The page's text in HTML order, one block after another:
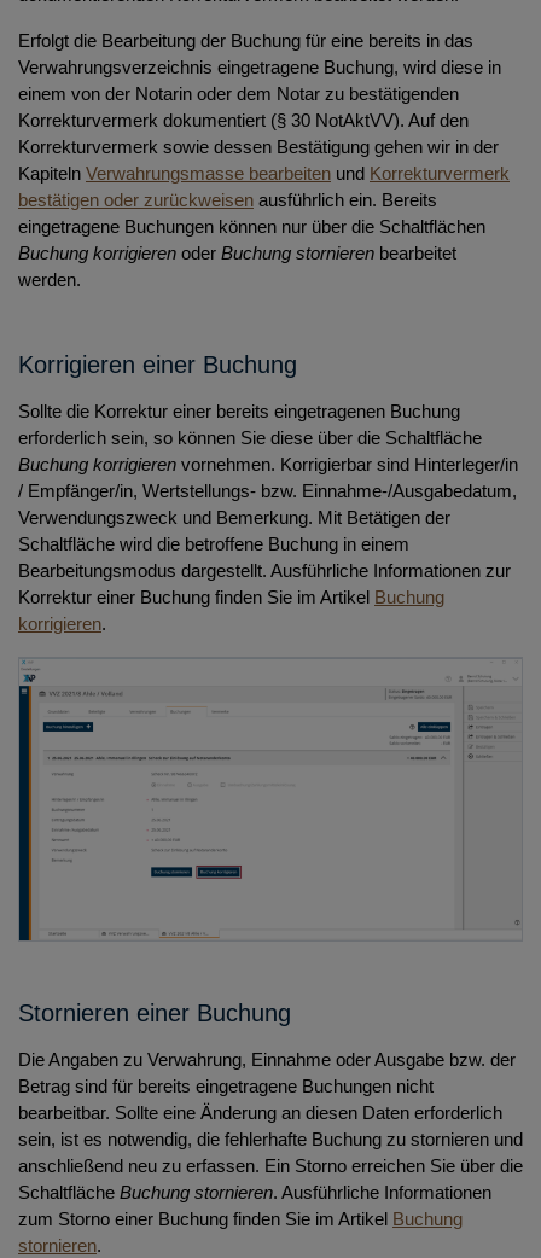
Erfolgt die Bearbeitung der Buchung für eine bereits in das
Verwahrungsverzeichnis eingetragene Buchung, wird diese in
einem von der Notarin oder dem Notar zu bestätigenden
Korrekturvermerk dokumentiert (§ 30 NotAktVV). Auf den
Korrekturvermerk sowie dessen Bestätigung gehen wir in der
Kapiteln Verwahrungsmasse bearbeiten und Korrekturvermerk
bestätigen oder zurückweisen ausführlich ein. Bereits
eingetragene Buchungen können nur über die Schaltflächen
Buchung korrigieren oder Buchung stornieren bearbeitet
werden.
Korrigieren einer Buchung
Sollte die Korrektur einer bereits eingetragenen Buchung
erforderlich sein, so können Sie diese über die Schaltfläche
Buchung korrigieren vornehmen. Korrigierbar sind Hinterleger/in
/ Empfänger/in, Wertstellungs- bzw. Einnahme-/Ausgabedatum,
Verwendungszweck und Bemerkung. Mit Betätigen der
Schaltfläche wird die betroffene Buchung in einem
Bearbeitungsmodus dargestellt. Ausführliche Informationen zur
Korrektur einer Buchung finden Sie im Artikel Buchung
korrigieren.
Stornieren einer Buchung
Die Angaben zu Verwahrung, Einnahme oder Ausgabe bzw. der
Betrag sind für bereits eingetragene Buchungen nicht
bearbeitbar. Sollte eine Änderung an diesen Daten erforderlich
sein, ist es notwendig, die fehlerhafte Buchung zu stornieren und
anschließend neu zu erfassen. Ein Storno erreichen Sie über die
Schaltfläche Buchung stornieren. Ausführliche Informationen
zum Storno einer Buchung finden Sie im Artikel Buchung
stornieren.